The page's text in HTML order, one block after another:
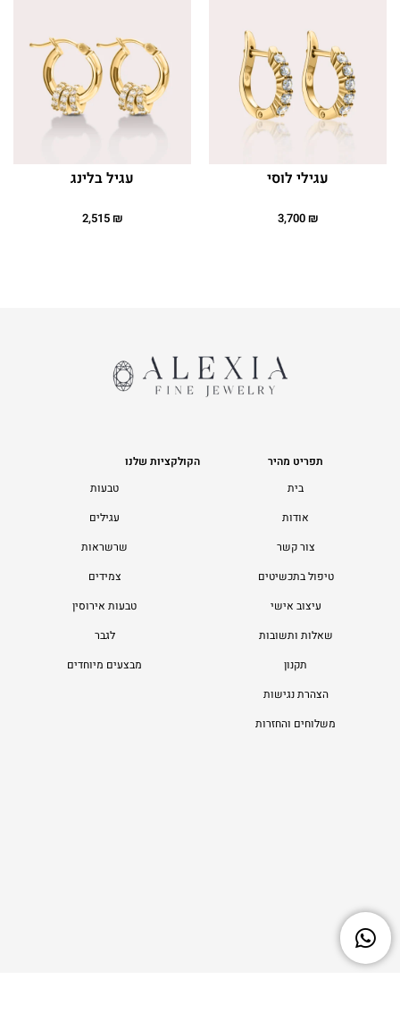
עגילי לוסי
3,700₪
עגיל בלינג
2,515₪
תפריט מהיר
בית
אודות
צור קשר
טיפול בתכשיטים
עיצוב אישי
שאלות ותשובות
תקנון
הצהרת נגישות
משלוחים והחזרות
הקולקציות שלנו
טבעות
עגילים
שרשראות
צמידים
טבעות אירוסין
לגבר
מבצעים מיוחדים